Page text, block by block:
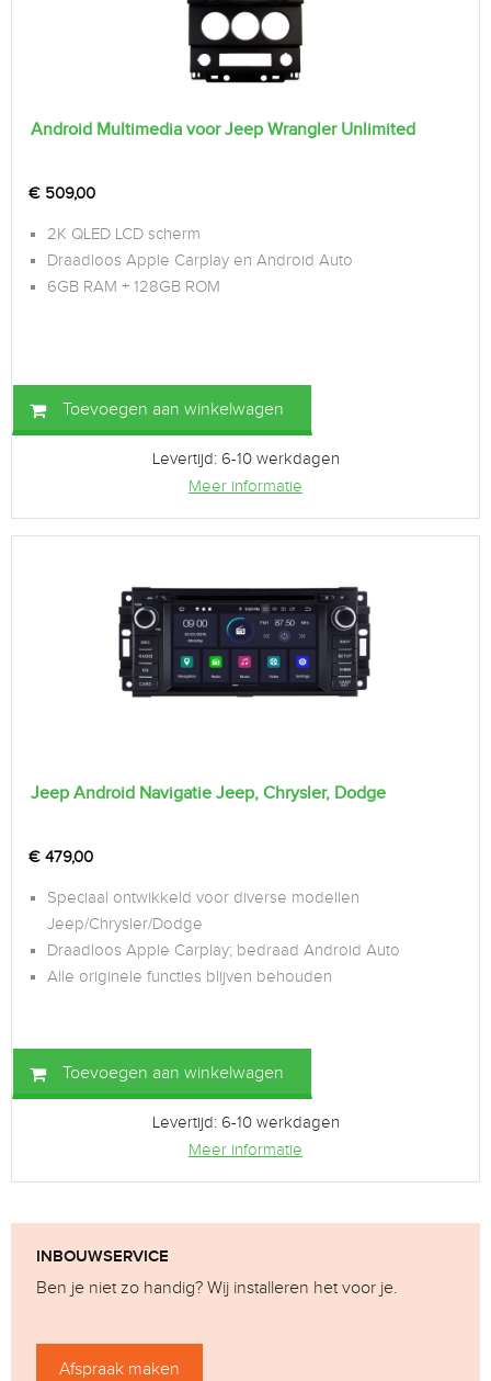
Android Multimedia voor Jeep Wrangler Unlimited
€ 509,00
2K QLED LCD scherm
Draadloos Apple Carplay en Android Auto
6GB RAM + 128GB ROM
Toevoegen aan winkelwagen
Levertijd: 6-10 werkdagen
Meer informatie
Jeep Android Navigatie Jeep, Chrysler, Dodge
€ 479,00
Speciaal ontwikkeld voor diverse modellen
Jeep/Chrysler/Dodge
Draadloos Apple Carplay; bedraad Android Auto
Alle originele functies blijven behouden
Toevoegen aan winkelwagen
Levertijd: 6-10 werkdagen
Meer informatie
INBOUWSERVICE
Ben je niet zo handig? Wij installeren het voor je.
Afspraak maken